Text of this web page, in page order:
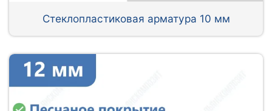
Стеклопластиковая арматура 10 мм